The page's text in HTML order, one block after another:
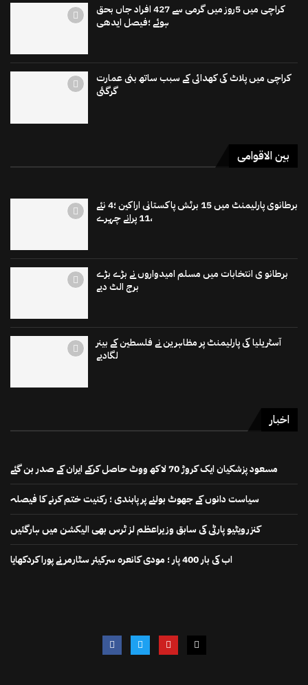
کراچی میں 5روز میں گرمی سے 427 افراد جاں بحق
ہوئے ؛فیصل ایدھی
کراچی میں پلاٹ کی کھدائی کے سبب ساتھ بنی عمارت
گرگئی
بین الاقوامی
برطانوی پارلیمنٹ میں 15 برٹش پاکستانی اراکین ؛4 نئے
،11 پرانے چہرے
برطانو ی انتخابات میں مسلم امیدواروں نے بڑے بڑے
برج الٹ دیے
آسٹریلیا کی پارلیمنٹ پر مظاہرین نے فلسطین کے بینر
لگادیے
اخبار
مسعود پزشکیان ایک کروڑ 70 لاکھ ووٹ حاصل کرکے ایران کے صدر بن گئے
سیاست دانوں کے جھوٹ بولنے پر پابندی ؛ رکنیت ختم کرنے کا فیصلہ
کنزرویٹیو پارٹی کی سابق وزیراعظم لز ٹرس بھی الیکشن میں ہارگئیں
اب کی بار 400 پار ؛ مودی کانعرہ سرکیئر سٹارمر نے پورا کردکھایا